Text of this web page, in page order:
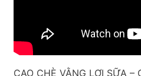
CAO CHÈ VẰNG LỢI SỮA